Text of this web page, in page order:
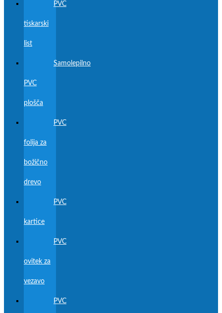
PVC
tiskarski
list
Samolepilno
PVC
plošča
PVC
folija za
božično
drevo
PVC
kartice
PVC
ovitek za
vezavo
PVC